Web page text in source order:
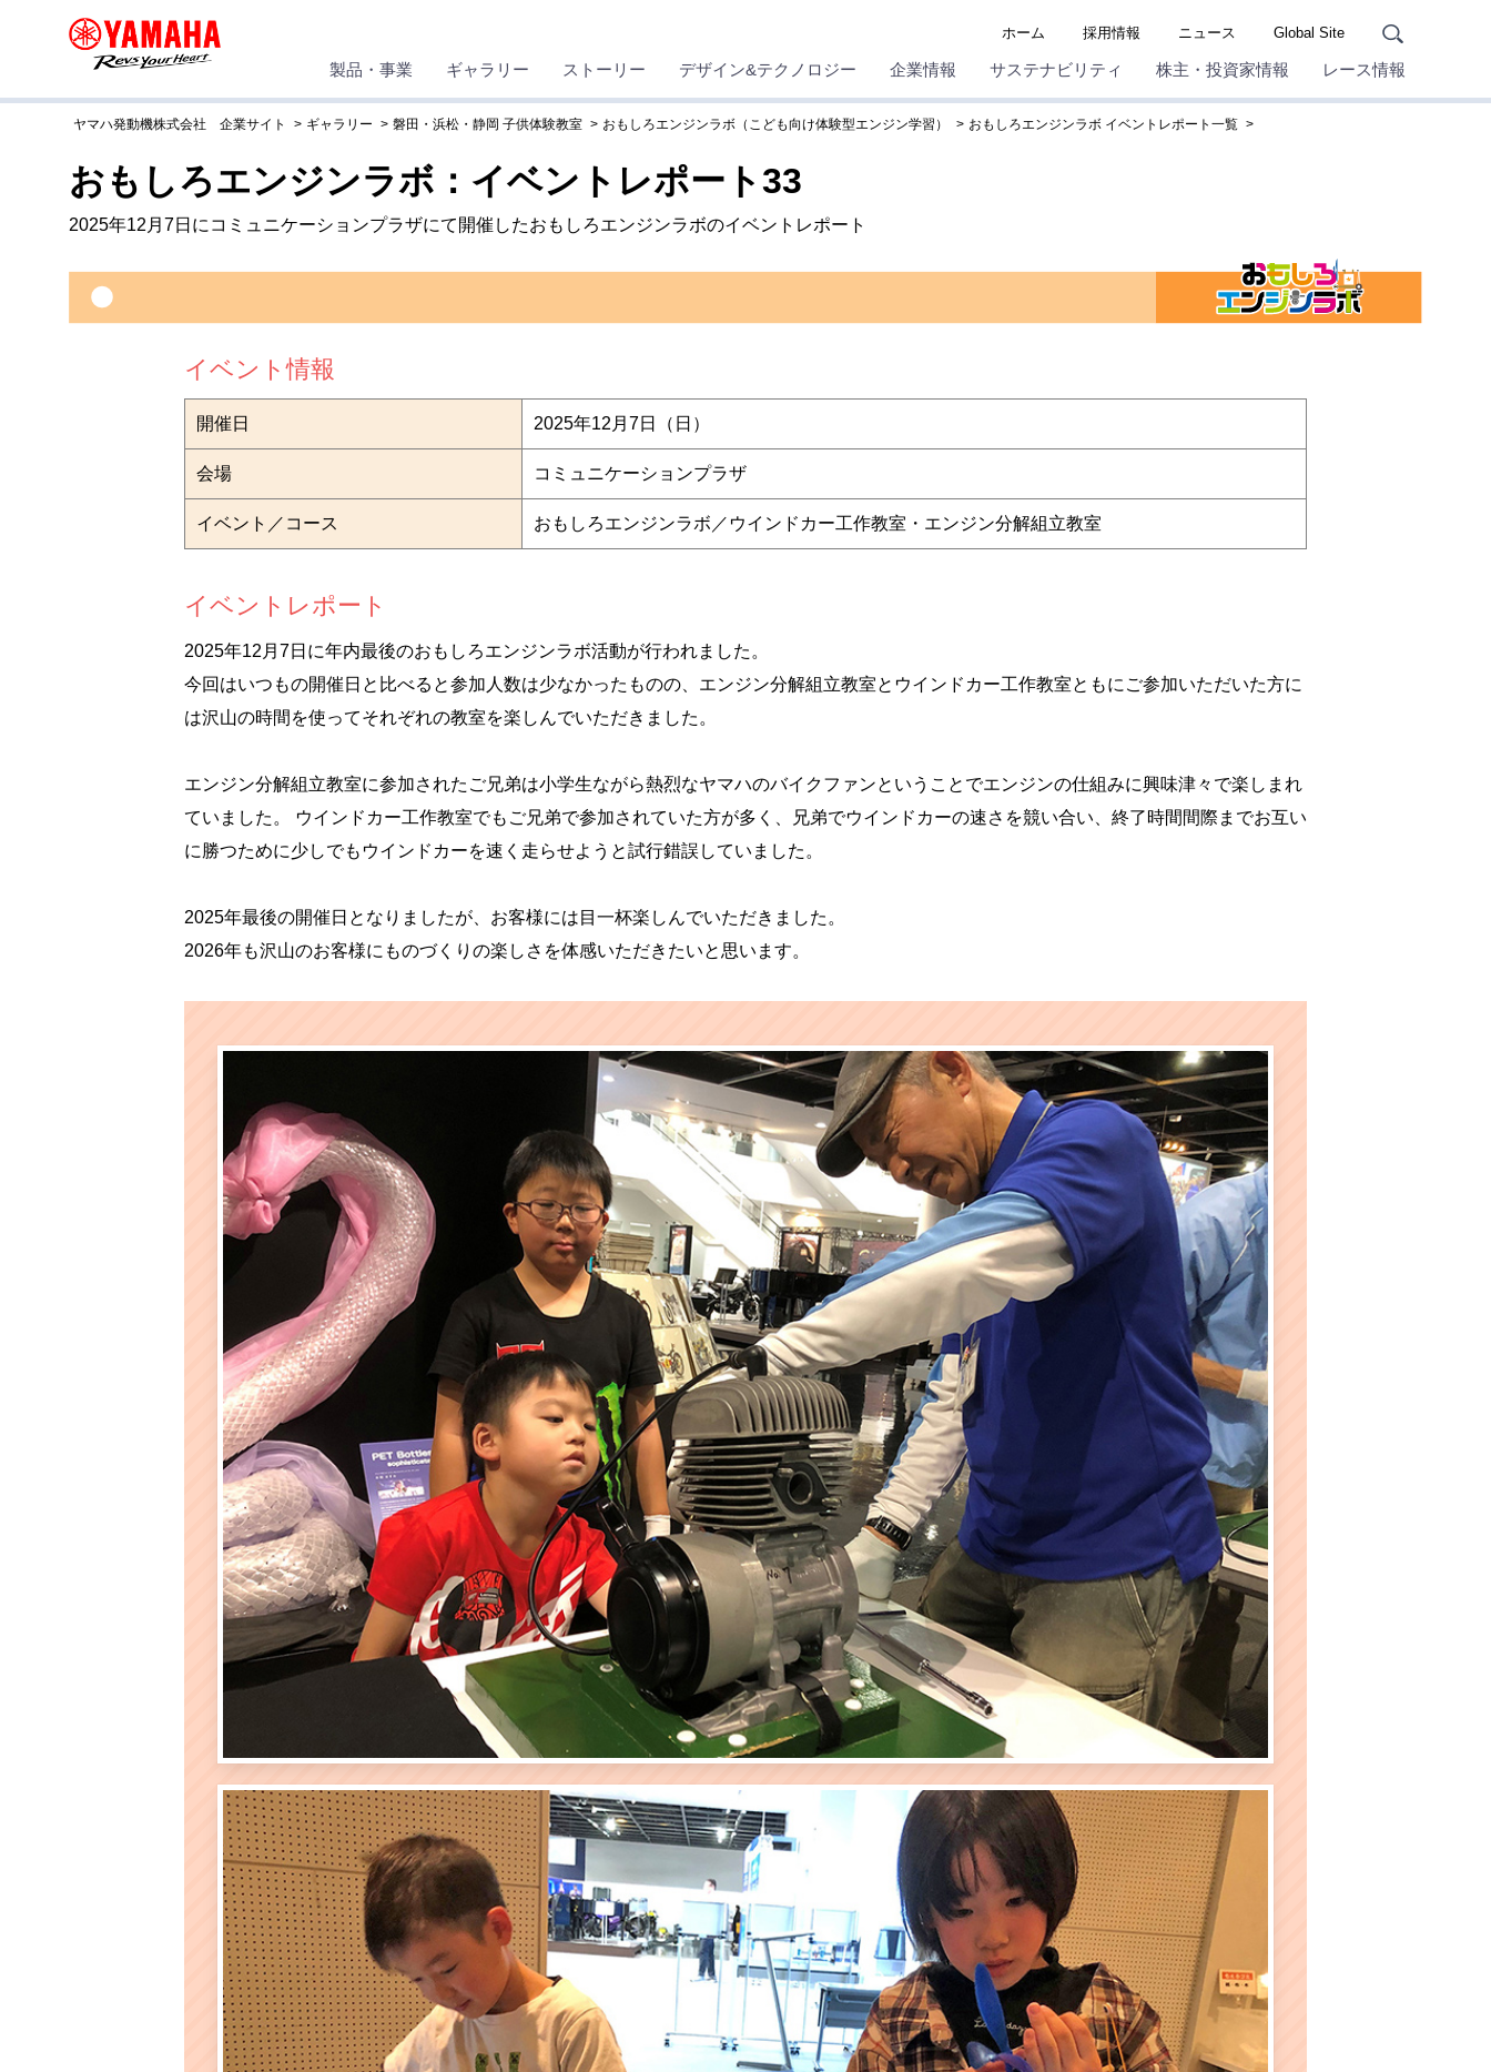
ホーム 採用情報 ニュース Global Site
製品・事業 ギャラリー ストーリー デザイン&テクノロジー 企業情報 サステナビリティ 株主・投資家情報 レース情報
ヤマハ発動機株式会社 企業サイト ギャラリー 磐田・浜松・静岡 子供体験教室 おもしろエンジンラボ（こども向け体験型エンジン学習） おもしろエンジンラボ イベントレポート一覧
おもしろエンジンラボ：イベントレポート33
2025年12月7日にコミュニケーションプラザにて開催したおもしろエンジンラボのイベントレポート
イベント情報
開催日 2025年12月7日（日）
会場 コミュニケーションプラザ
イベント／コース おもしろエンジンラボ／ウインドカー工作教室・エンジン分解組立教室
イベントレポート
2025年12月7日に年内最後のおもしろエンジンラボ活動が行われました。
今回はいつもの開催日と比べると参加人数は少なかったものの、エンジン分解組立教室とウインドカー工作教室ともにご参加いただいた方に
は沢山の時間を使ってそれぞれの教室を楽しんでいただきました。
エンジン分解組立教室に参加されたご兄弟は小学生ながら熱烈なヤマハのバイクファンということでエンジンの仕組みに興味津々で楽しまれ
ていました。 ウインドカー工作教室でもご兄弟で参加されていた方が多く、兄弟でウインドカーの速さを競い合い、終了時間間際までお互い
に勝つために少しでもウインドカーを速く走らせようと試行錯誤していました。
2025年最後の開催日となりましたが、お客様には目一杯楽しんでいただきました。
2026年も沢山のお客様にものづくりの楽しさを体感いただきたいと思います。